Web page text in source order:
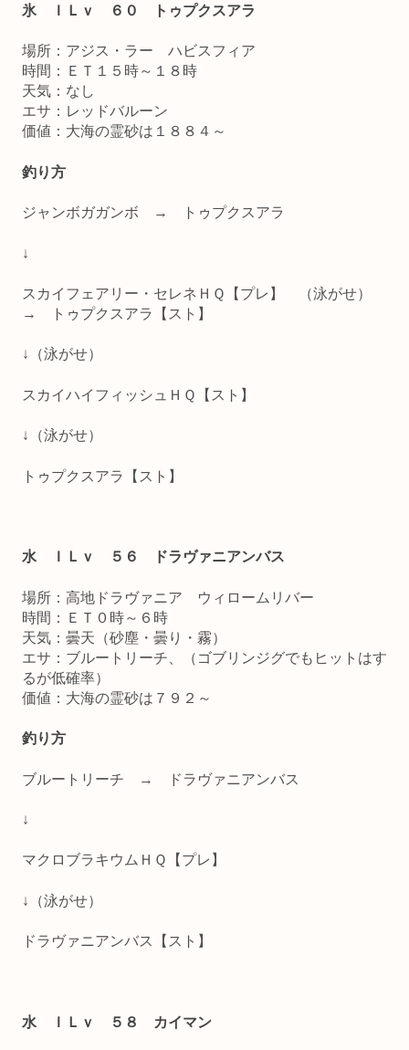
氷 ＩＬｖ ６０ トゥプクスアラ
場所：アジス・ラー ハビスフィア
時間：ＥＴ１５時～１８時
天気：なし
エサ：レッドバルーン
価値：大海の霊砂は１８８４～
釣り方
ジャンボガガンボ → トゥプクスアラ
↓
スカイフェアリー・セレネＨＱ【プレ】 （泳がせ）
→ トゥプクスアラ【スト】
↓（泳がせ）
スカイハイフィッシュＨＱ【スト】
↓（泳がせ）
トゥプクスアラ【スト】
水 ＩＬｖ ５６ ドラヴァニアンバス
場所：高地ドラヴァニア ウィロームリバー
時間：ＥＴ０時～６時
天気：曇天（砂塵・曇り・霧）
エサ：ブルートリーチ、（ゴブリンジグでもヒットはす
るが低確率）
価値：大海の霊砂は７９２～
釣り方
ブルートリーチ → ドラヴァニアンバス
↓
マクロブラキウムＨＱ【プレ】
↓（泳がせ）
ドラヴァニアンバス【スト】
水 ＩＬｖ ５８ カイマン